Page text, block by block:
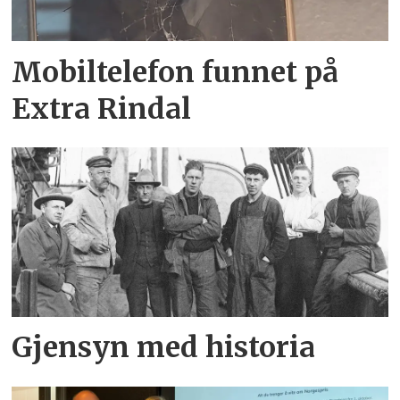
Mobiltelefon funnet på
Extra Rindal
Gjensyn med historia